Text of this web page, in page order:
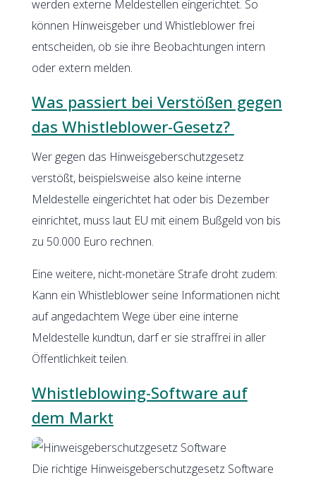
werden externe Meldestellen eingerichtet. So
können Hinweisgeber und Whistleblower frei
entscheiden, ob sie ihre Beobachtungen intern
oder extern melden.
Was passiert bei Verstößen gegen
das Whistleblower-Gesetz?
Wer gegen das Hinweisgeberschutzgesetz
verstößt, beispielsweise also keine interne
Meldestelle eingerichtet hat oder bis Dezember
einrichtet, muss laut EU mit einem Bußgeld von bis
zu 50.000 Euro rechnen.
Eine weitere, nicht-monetäre Strafe droht zudem:
Kann ein Whistleblower seine Informationen nicht
auf angedachtem Wege über eine interne
Meldestelle kundtun, darf er sie straffrei in aller
Öffentlichkeit teilen.
Whistleblowing-Software auf
dem Markt
Die richtige Hinweisgeberschutzgesetz Software